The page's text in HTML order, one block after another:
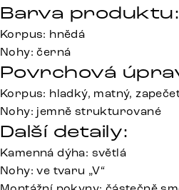
Barva produktu:
Korpus: hnědá
Nohy: černá
Povrchová
Korpus: hladký, matný,
Nohy: jemně strukturované
Další detaily:
Kamenná dýha: světlá
Nohy: ve tvaru „V“